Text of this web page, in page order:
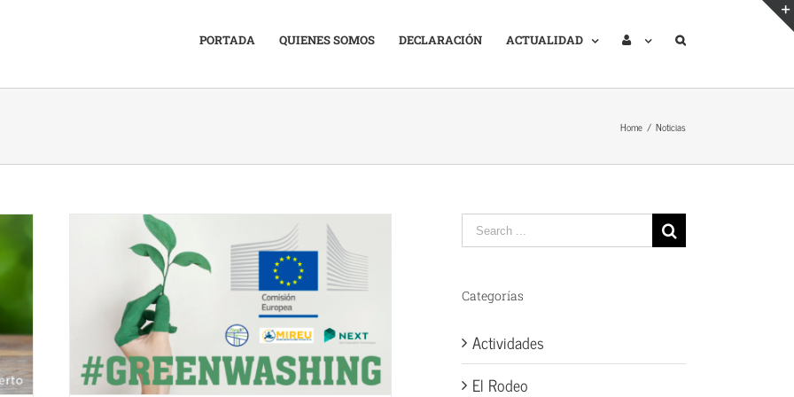
PORTADA QUIENES SOMOS DECLARACIÓN ACTUALIDAD
Home / Noticias
Search
for:
Categorías
Actividades
El Rodeo